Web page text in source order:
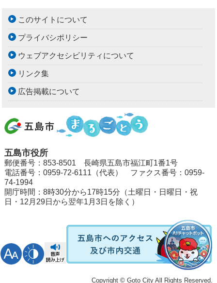
このサイトについて
プライバシポリシー
ウェブアクセシビリティについて
リンク集
広告掲載について
五島市役所
郵便番号：853-8501 長崎県五島市福江町1番1号
電話番号：0959-72-6111（代表） ファクス番号：0959-
74-1994
開庁時間：8時30分から17時15分（土曜日・日曜日・祝
日・12月29日から翌年1月3日を除く）
Copyright © Goto City All Rights Reserved.